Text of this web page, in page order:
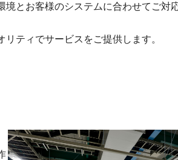
とお客様のシステムに合わせてご対
ティでサービスをご提供します。